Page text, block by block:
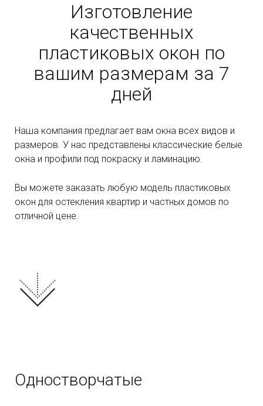
Изготовление
качественных
пластиковых окон по
вашим размерам за 7
дней
Наша компания предлагает вам окна всех видов и
размеров. У нас представлены классические белые
окна и профили под покраску и ламинацию.
Вы можете заказать любую модель пластиковых
окон для остекления квартир и частных домов по
отличной цене.
Одностворчатые